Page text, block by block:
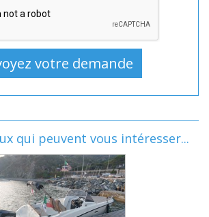
qui peuvent vous intéresser...